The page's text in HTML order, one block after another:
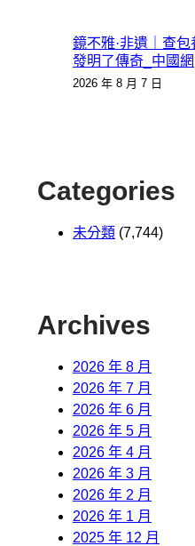
鏡不雅·非遺｜查
發明了傳奇_中國網
2026 年 8 月 7 日
Categories
未分類 (7,744)
Archives
2026 年 8 月
2026 年 7 月
2026 年 6 月
2026 年 5 月
2026 年 4 月
2026 年 3 月
2026 年 2 月
2026 年 1 月
2025 年 12 月